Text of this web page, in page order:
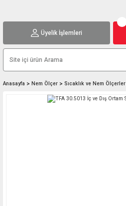
Üyelik İşlemleri
Anasayfa Nem Ölçer Sıcaklık ve Nem Ölçerler